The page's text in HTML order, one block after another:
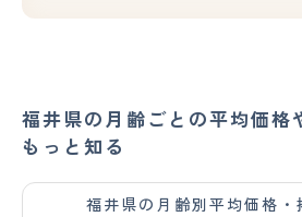
福井県の月齢ごとの平均価格
もっと知る
福井県の月齢別平均価格・